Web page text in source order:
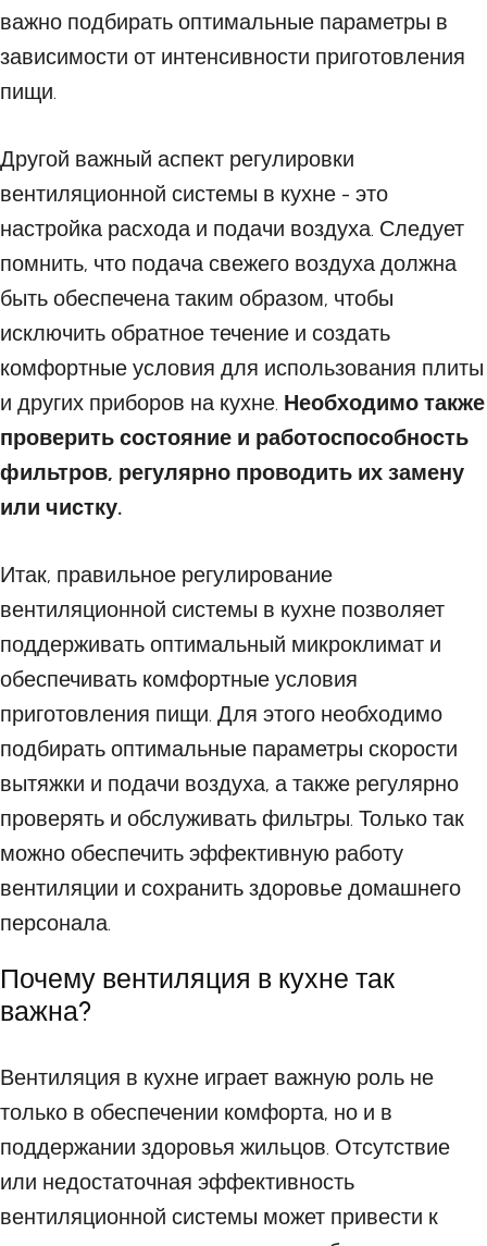
важно подбирать оптимальные параметры в
зависимости от интенсивности приготовления
пищи.
Другой важный аспект регулировки
вентиляционной системы в кухне - это
настройка расхода и подачи воздуха. Следует
помнить, что подача свежего воздуха должна
быть обеспечена таким образом, чтобы
исключить обратное течение и создать
комфортные условия для использования плиты
и других приборов на кухне. Необходимо также
проверить состояние и работоспособность
фильтров, регулярно проводить их замену
или чистку.
Итак, правильное регулирование
вентиляционной системы в кухне позволяет
поддерживать оптимальный микроклимат и
обеспечивать комфортные условия
приготовления пищи. Для этого необходимо
подбирать оптимальные параметры скорости
вытяжки и подачи воздуха, а также регулярно
проверять и обслуживать фильтры. Только так
можно обеспечить эффективную работу
вентиляции и сохранить здоровье домашнего
персонала.
Почему вентиляция в кухне так
важна?
Вентиляция в кухне играет важную роль не
только в обеспечении комфорта, но и в
поддержании здоровья жильцов. Отсутствие
или недостаточная эффективность
вентиляционной системы может привести к